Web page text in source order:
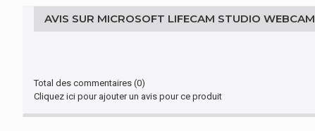
(stockage)
téléviseur à
tube
cathodique
Oui
AVIS SUR MICROSOFT LIFECAM STUDIO WEBCAM
Total des commentaires (0)
Cliquez ici pour ajouter un avis pour ce produit